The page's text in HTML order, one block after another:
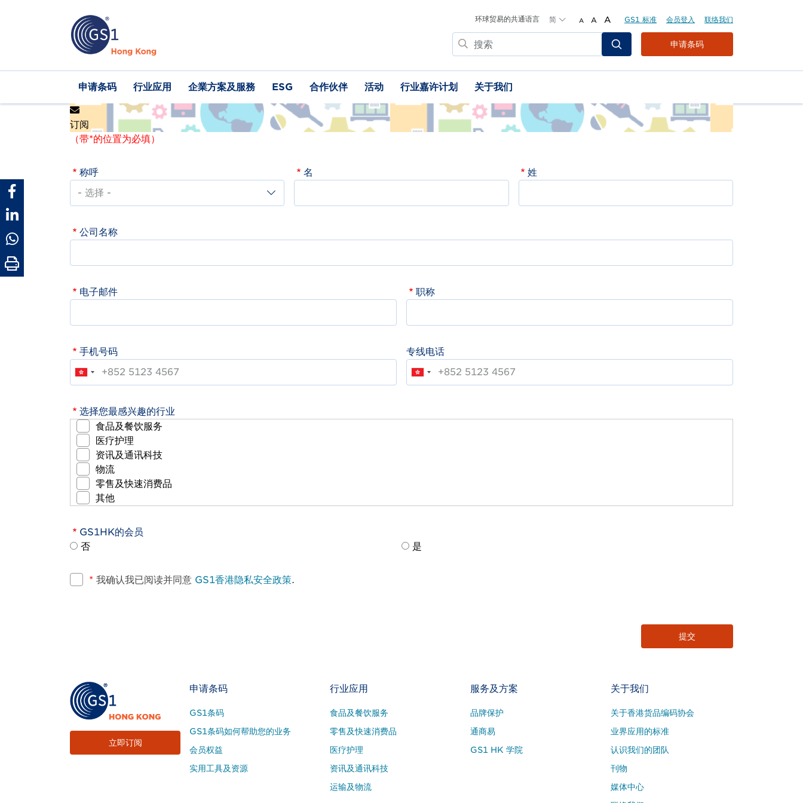
环球贸易的共通语言 简 A A A GS1 标准 会员登入 联络我们
搜
索
Header
Top
Menu
申请条码
Main
navigation
申请条码 行业应用 企業方案及服務 ESG 合作伙伴 活动 行业嘉许计划 关于我们
订阅
（带*的位置为必填）
称呼 名 姓
公司名称
电子邮件 职称
手机号码 专线电话
选择您最感兴趣的行业
食品及餐饮服务
医疗护理
资讯及通讯科技
物流
零售及快速消费品
其他
GS1HK的会员
否
是
* 我确认我已阅读并同意 GS1香港隐私安全政策.
立即订阅
Footer
Site
Menu
申请条码
GS1条码
GS1条码如何帮助您的业务
会员权益
实用工具及资源
行业应用
食品及餐饮服务
零售及快速消费品
医疗护理
资讯及通讯科技
运输及物流
服务及方案
品牌保护
通商易
GS1 HK 学院
关于我们
关于香港货品编码协会
业界应用的标准
认识我们的团队
刊物
媒体中心